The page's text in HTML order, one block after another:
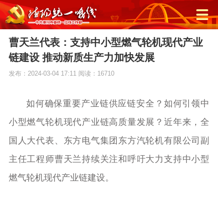
曹天兰代表：支持中小型燃气轮机现代产业
链建设 推动新质生产力加快发展
发布：2024-03-04 17:11 阅读：16710
如何确保重要产业链供应链安全？如何引领中
小型燃气轮机现代产业链高质量发展？近年来，全
国人大代表、东方电气集团东方汽轮机有限公司副
主任工程师曹天兰持续关注和呼吁大力支持中小型
燃气轮机现代产业链建设。